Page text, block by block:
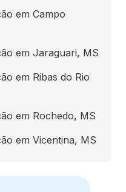
em Campo
em Jaraguari, MS
em Ribas do Rio
em Rochedo, MS
em Vicentina, MS